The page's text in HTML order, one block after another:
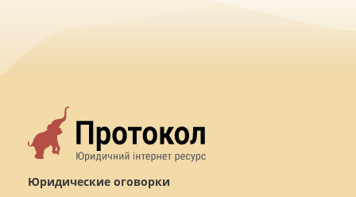
Юридические оговорки